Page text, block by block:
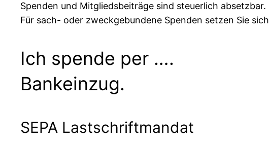
Spenden und Mitgliedsbeiträge sind steuerlich absetzbar.
Für sach- oder zweckgebundene Spenden setzen Sie
Ich spende per ….
Bankeinzug.
SEPA Lastschriftmandat